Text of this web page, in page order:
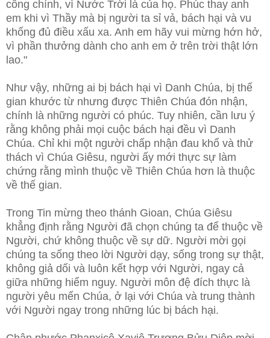
công chính, vì Nước Trời là của họ. Phúc thay anh
em khi vì Thầy mà bị người ta sỉ vả, bách hại và vu
khống đủ điều xấu xa. Anh em hãy vui mừng hớn hở,
vì phần thưởng dành cho anh em ở trên trời thật lớn
lao."
Như vậy, những ai bị bách hại vì Danh Chúa, bị thế
gian khước từ nhưng được Thiên Chúa đón nhận,
chính là những người có phúc. Tuy nhiên, cần lưu ý
rằng không phải mọi cuộc bách hại đều vì Danh
Chúa. Chỉ khi một người chấp nhận đau khổ và thử
thách vì Chúa Giêsu, người ấy mới thực sự làm
chứng rằng mình thuộc về Thiên Chúa hơn là thuộc
về thế gian.
Trong Tin mừng theo thánh Gioan, Chúa Giêsu
khẳng định rằng Người đã chọn chúng ta để thuộc về
Người, chứ không thuộc về sự dữ. Người mời gọi
chúng ta sống theo lời Người dạy, sống trong sự thật,
không giả dối và luôn kết hợp với Người, ngay cả
giữa những hiểm nguy. Người môn đệ đích thực là
người yêu mến Chúa, ở lại với Chúa và trung thành
với Người ngay trong những lúc bị bách hại.